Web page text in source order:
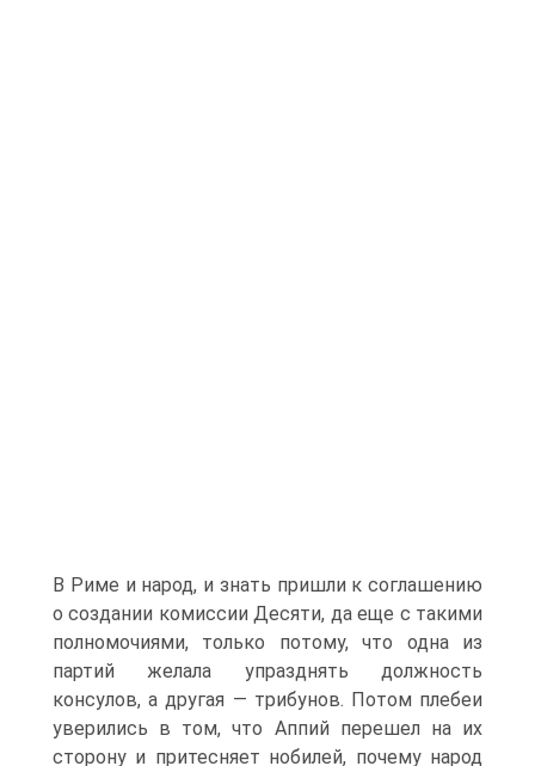
В Риме и народ, и знать пришли к соглашению
о создании комиссии Десяти, да еще с такими
полномочиями, только потому, что одна из
партий желала упразднять должность
консулов, а другая — трибунов. Потом плебеи
уверились в том, что Аппий перешел на их
сторону и притесняет нобилей, почему народ